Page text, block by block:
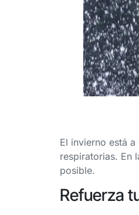
El invierno está
respiratorias. En
posible.
Refuerza